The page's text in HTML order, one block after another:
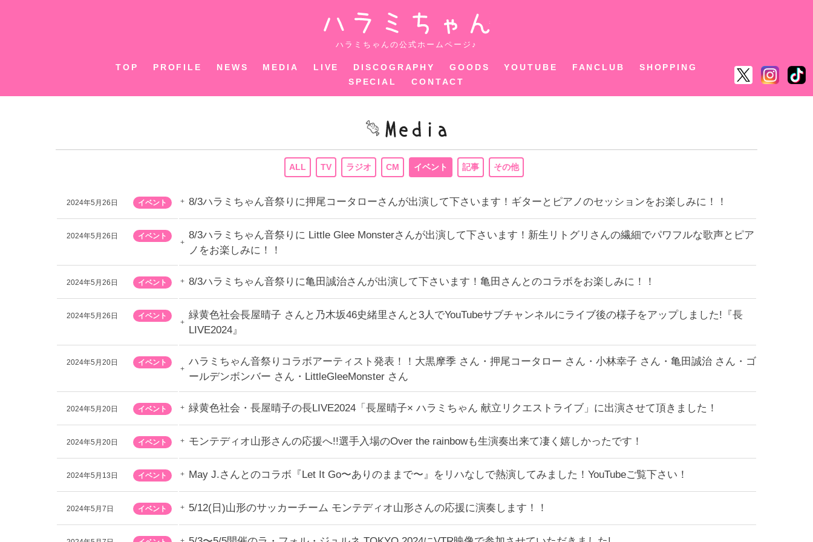
ハラミちゃん
ハラミちゃんの公式ホームページ♪
TOP PROFILE NEWS MEDIA LIVE DISCOGRAPHY GOODS YOUTUBE FANCLUB
SHOPPING
SPECIAL
CONTACT
ALL TV ラジオ CM イベント 記事 その他
2024年5月26日 イベント 8/3ハラミちゃん音祭りに押尾コータローさんが出演して下さいます！ギターとピアノのセッションをお楽しみに！！
2024年5月26日 イベント
8/3ハラミちゃん音祭りに Little Glee Monsterさんが出演して下さいます！新生リトグリさんの繊細でパワフルな歌声とピア
ノをお楽しみに！！
2024年5月26日 イベント 8/3ハラミちゃん音祭りに亀田誠治さんが出演して下さいます！亀田さんとのコラボをお楽しみに！！
2024年5月26日 イベント
緑黄色社会長屋晴子 さんと乃木坂46史緒里さんと3人でYouTubeサブチャンネルにライブ後の様子をアップしました!『長
LIVE2024』
2024年5月20日 イベント
ハラミちゃん音祭りコラボアーティスト発表！！大黒摩季 さん・押尾コータロー さん・小林幸子 さん・亀田誠治 さん・ゴ
ールデンボンバー さん・LittleGleeMonster さん
2024年5月20日 イベント 緑黄色社会・長屋晴子の長LIVE2024「長屋晴子× ハラミちゃん 献立リクエストライブ」に出演させて頂きました！
2024年5月20日 イベント モンテディオ山形さんの応援へ!!選手入場のOver the rainbowも生演奏出来て凄く嬉しかったです！
2024年5月13日 イベント May J.さんとのコラボ『Let It Go〜ありのままで〜』をリハなしで熱演してみました！YouTubeご覧下さい！
2024年5月7日 イベント 5/12(日)山形のサッカーチーム モンテディオ山形さんの応援に演奏します！！